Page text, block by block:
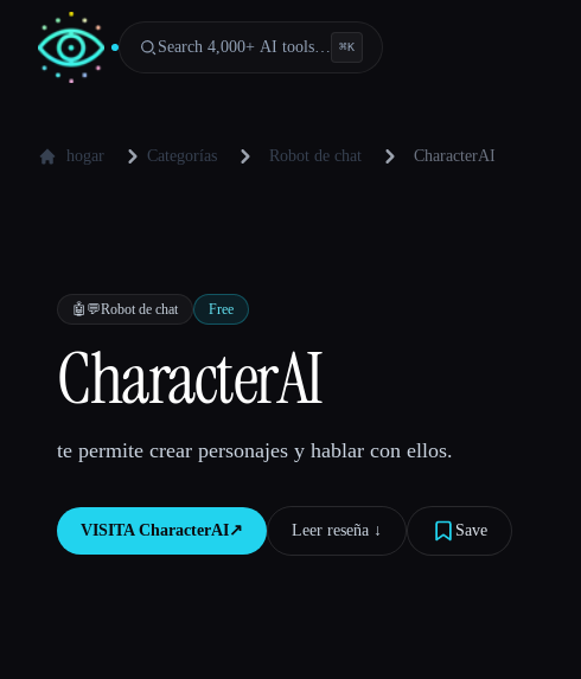
Search 4,000+ AI tools… ⌘K
hogar Categorías Robot de chat CharacterAI
🤖💬Robot de chat Free
CharacterAI
te permite crear personajes y hablar con ellos.
VISITA CharacterAI↗︎ Leer reseña ↓︎ Save